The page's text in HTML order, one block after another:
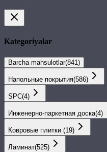
Kategoriyalar
Barcha mahsulotlar(841)
Напольные покрытия(586)
SPС(4)
Инженерно-паркетная доска(4)
Ковровые плитки (19)
Ламинат(525)